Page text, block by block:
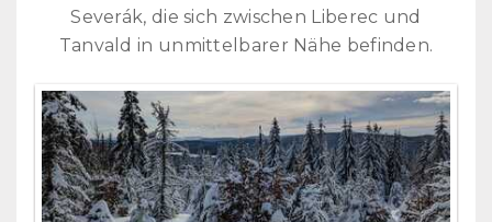
Severák, die sich zwischen Liberec und
Tanvald in unmittelbarer Nähe befinden.